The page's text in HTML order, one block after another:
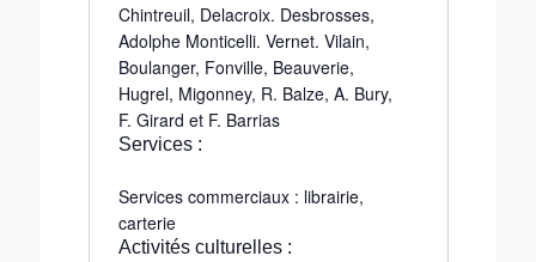
Chintreuil, Delacroix. Desbrosses,
Adolphe Monticelli. Vernet. Vilain,
Boulanger, Fonville, Beauverie,
Hugrel, Migonney, R. Balze, A. Bury,
F. Girard et F. Barrias
Services :
Services commerciaux : librairie,
carterie
Activités culturelles :